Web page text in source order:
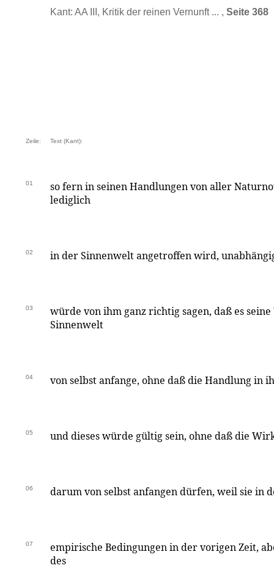
Kant: AA III, Kritik der reinen Vernunft ... , Seite 368
Zeile: Text (Kant):
01
so fern in seinen Handlungen von aller
lediglich
02 in der Sinnenwelt angetroffen wird,
03
würde von ihm ganz richtig sagen, daß es
Sinnenwelt
04 von selbst anfange, ohne daß die Handlung in
05 und dieses würde gültig sein, ohne daß die
06 darum von selbst anfangen dürfen, weil sie in
07
empirische Bedingungen in der vorigen Zeit,
des